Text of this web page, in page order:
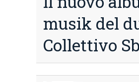
musik del
Collettivo